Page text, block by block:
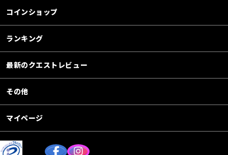
コインショップ
ランキング
最新のクエストレビュー
その他
マイページ